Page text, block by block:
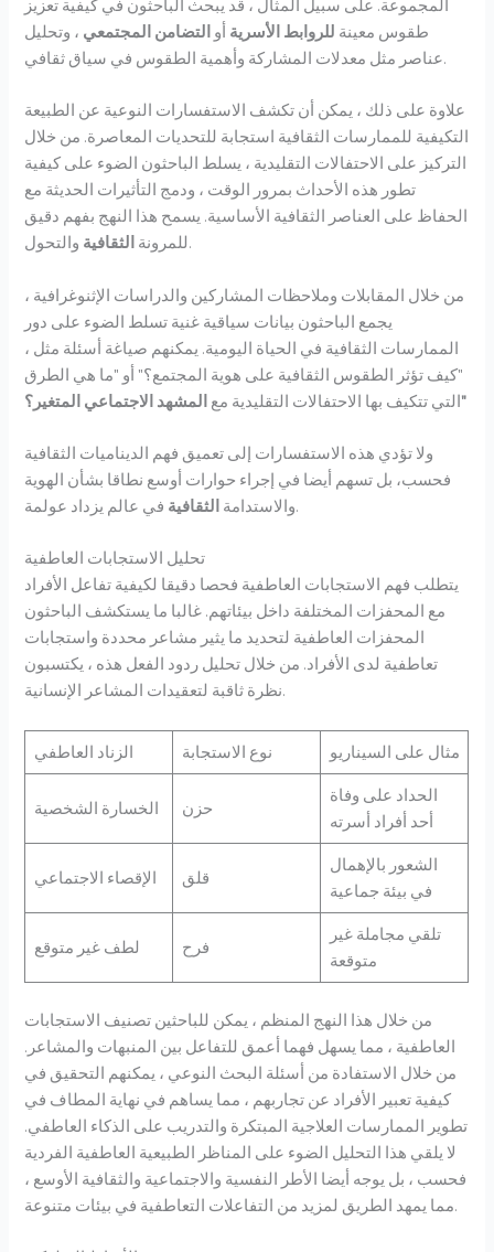
المجموعة. على سبيل المثال ، قد يبحث الباحثون في كيفية تعزيز
طقوس معينة للروابط الأسرية أو التضامن المجتمعي ، وتحليل
عناصر مثل معدلات المشاركة وأهمية الطقوس في سياق ثقافي.
علاوة على ذلك ، يمكن أن تكشف الاستفسارات النوعية عن الطبيعة
التكيفية للممارسات الثقافية استجابة للتحديات المعاصرة. من خلال
التركيز على الاحتفالات التقليدية ، يسلط الباحثون الضوء على كيفية
تطور هذه الأحداث بمرور الوقت ، ودمج التأثيرات الحديثة مع
الحفاظ على العناصر الثقافية الأساسية. يسمح هذا النهج بفهم دقيق
للمرونة الثقافية والتحول.
من خلال المقابلات وملاحظات المشاركين والدراسات الإثنوغرافية ،
يجمع الباحثون بيانات سياقية غنية تسلط الضوء على دور
الممارسات الثقافية في الحياة اليومية. يمكنهم صياغة أسئلة مثل ،
"كيف تؤثر الطقوس الثقافية على هوية المجتمع؟" أو "ما هي الطرق
التي تتكيف بها الاحتفالات التقليدية معالمشهد الاجتماعي المتغير؟"
ولا تؤدي هذه الاستفسارات إلى تعميق فهم الديناميات الثقافية
فحسب، بل تسهم أيضا في إجراء حوارات أوسع نطاقا بشأن الهوية
والاستدامة الثقافية في عالم يزداد عولمة.
تحليل الاستجابات العاطفية
يتطلب فهم الاستجابات العاطفية فحصا دقيقا لكيفية تفاعل الأفراد
مع المحفزات المختلفة داخل بيئاتهم. غالبا ما يستكشف الباحثون
المحفزات العاطفية لتحديد ما يثير مشاعر محددة واستجابات
تعاطفية لدى الأفراد. من خلال تحليل ردود الفعل هذه ، يكتسبون
نظرة ثاقبة لتعقيدات المشاعر الإنسانية.
الزناد العاطفي نوع الاستجابة مثال على السيناريو
الخسارة الشخصية حزن
الحداد على وفاة
أحد أفراد أسرته
الإقصاء الاجتماعي قلق
الشعور بالإهمال
في بيئة جماعية
لطف غير متوقع فرح
تلقي مجاملة غير
متوقعة
من خلال هذا النهج المنظم ، يمكن للباحثين تصنيف الاستجابات
العاطفية ، مما يسهل فهما أعمق للتفاعل بين المنبهات والمشاعر.
من خلال الاستفادة من أسئلة البحث النوعي ، يمكنهم التحقيق في
كيفية تعبير الأفراد عن تجاربهم ، مما يساهم في نهاية المطاف في
تطوير الممارسات العلاجية المبتكرة والتدريب على الذكاء العاطفي.
لا يلقي هذا التحليل الضوء على المناظر الطبيعية العاطفية الفردية
فحسب ، بل يوجه أيضا الأطر النفسية والاجتماعية والثقافية الأوسع ،
مما يمهد الطريق لمزيد من التفاعلات التعاطفية في بيئات متنوعة.